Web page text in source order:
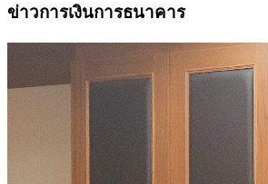
ข่าวการเงินการธนาคาร